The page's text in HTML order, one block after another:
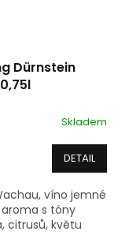
Dürnstein
Skladem
DETAIL
víno jemné
s tóny
citrusů, květu